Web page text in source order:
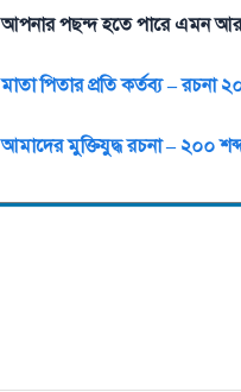
আপনার পছন্দ হতে পারে এমন
মাতা পিতার প্রতি কর্তব্য –
আমাদের মুক্তিযুদ্ধ রচনা – ২০০